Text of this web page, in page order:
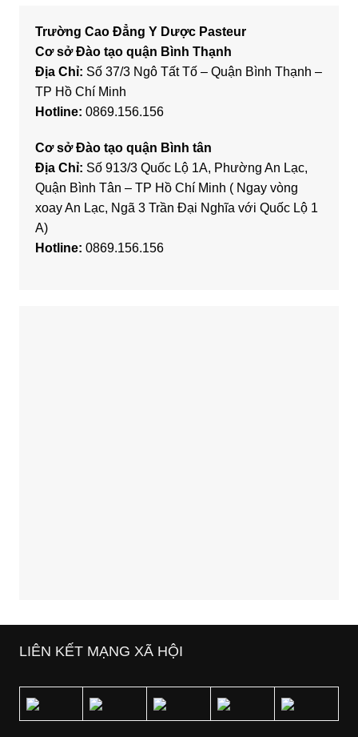
Trường Cao Đẳng Y Dược Pasteur
Cơ sở Đào tạo quận Bình Thạnh
Địa Chỉ: Số 37/3 Ngô Tất Tố – Quận Bình Thạnh –
TP Hồ Chí Minh
Hotline: 0869.156.156
Cơ sở Đào tạo quận Bình tân
Địa Chỉ: Số 913/3 Quốc Lộ 1A, Phường An Lạc,
Quận Bình Tân – TP Hồ Chí Minh ( Ngay vòng
xoay An Lạc, Ngã 3 Trần Đại Nghĩa với Quốc Lộ 1
A)
Hotline: 0869.156.156
LIÊN KẾT MẠNG XÃ HỘI